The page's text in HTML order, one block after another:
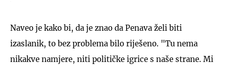
Naveo je kako bi, da je znao da Penava želi biti
izaslanik, to bez problema bilo riješeno. "Tu nema
nikakve namjere, niti političke igrice s naše strane. Mi